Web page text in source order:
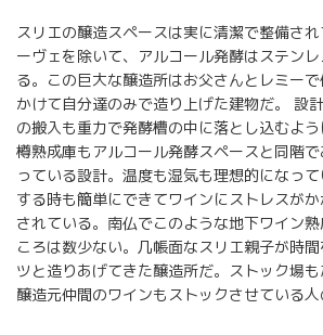
スリエの醸造スペースは実に清潔で整備さ
ーヴェを除いて、アルコール発酵はステン
る。この巨大な醸造所はお父さんとレミー
かけて自分達のみで造り上げた建物だ。 設
の搬入も重力で発酵槽の中に落とし込むよう
樽熟成庫もアルコール発酵スペースと同階
っている設計。温度も湿気も理想的になっ
する時も簡単にできてワインにストレスが
されている。南仏でこのような地下ワイン
ころは数少ない。几帳面なスリエ親子が時
ツと造りあげてきた醸造所だ。ストック場
醸造元仲間のワインもストックさせている人